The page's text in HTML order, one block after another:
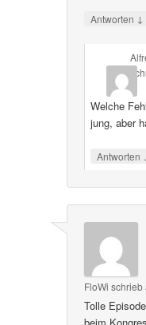
Antworten ↓
Welche
jung, aber
Antworten
FloWi schrieb
Tolle